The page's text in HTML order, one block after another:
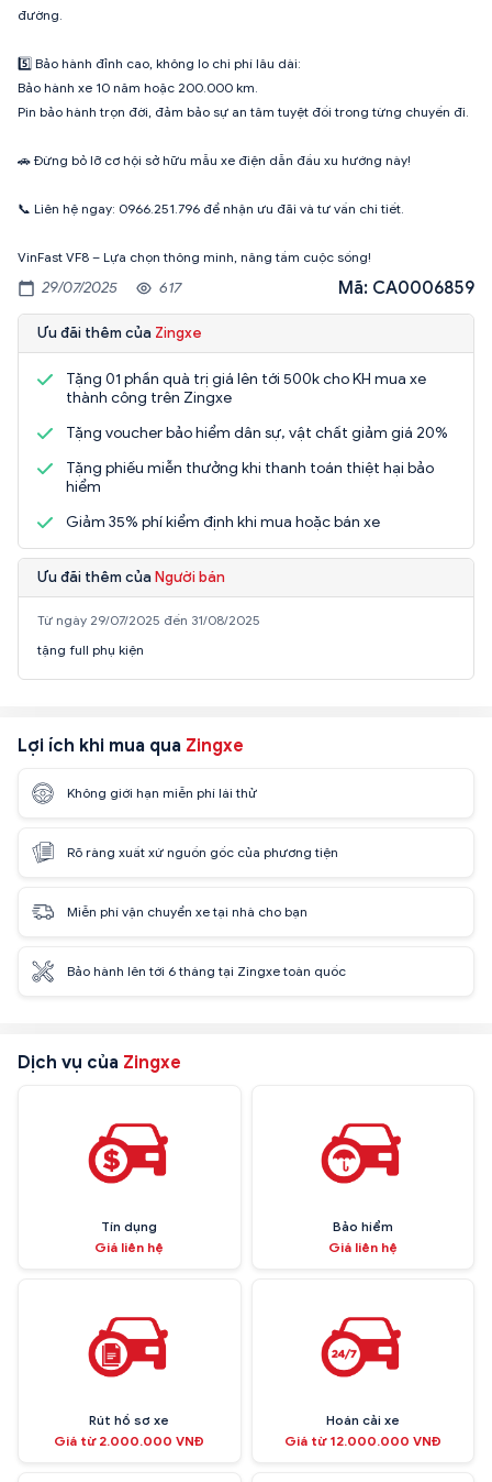
đường.
5️⃣ Bảo hành đỉnh cao, không lo chi phí lâu dài:
Bảo hành xe 10 năm hoặc 200.000 km.
Pin bảo hành trọn đời, đảm bảo sự an tâm tuyệt đối trong từng chuyến đi.
🚗 Đừng bỏ lỡ cơ hội sở hữu mẫu xe điện dẫn đầu xu hướng này!
📞 Liên hệ ngay: 0966.251.796 để nhận ưu đãi và tư vấn chi tiết.
VinFast VF8 – Lựa chọn thông minh, nâng tầm cuộc sống!
29/07/2025 617 Mã: CA0006859
Ưu đãi thêm của Zingxe
Tặng 01 phần quà trị giá lên tới 500k cho KH mua xe
thành công trên Zingxe
Tặng voucher bảo hiểm dân sự, vật chất giảm giá 20%
Tặng phiếu miễn thưởng khi thanh toán thiệt hại bảo
hiểm
Giảm 35% phí kiểm định khi mua hoặc bán xe
Ưu đãi thêm của Người bán
Từ ngày 29/07/2025 đến 31/08/2025
tặng full phụ kiện
Lợi ích khi mua qua Zingxe
Không giới hạn miễn phí lái thử
Rõ ràng xuất xứ nguồn gốc của phương tiện
Miễn phí vận chuyển xe tại nhà cho bạn
Bảo hành lên tới 6 tháng tại Zingxe toàn quốc
Dịch vụ của Zingxe
Tín dụng
Giá liên hệ
Bảo hiểm
Giá liên hệ
Rút hồ sơ xe
Giá từ 2.000.000 VNĐ
Hoán cải xe
Giá từ 12.000.000 VNĐ